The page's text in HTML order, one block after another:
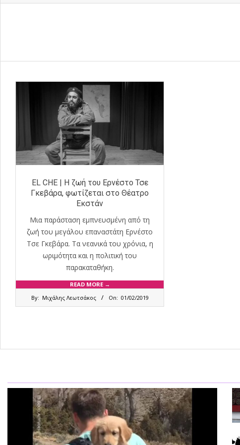
EL CHE | Η ζωή του Ερνέστο Τσε
Γκεβάρα, φωτίζεται στο Θέατρο
Εκστάν
Μια παράσταση εμπνευσμένη από τη
ζωή του μεγάλου επαναστάτη Eρνέστο
Τσε Γκεβάρα. Τα νεανικά του χρόνια, η
ωριμότητα και η πολιτική του
παρακαταθήκη.
READ MORE →
By: Μιχάλης Λεωτσάκος On: 01/02/2019